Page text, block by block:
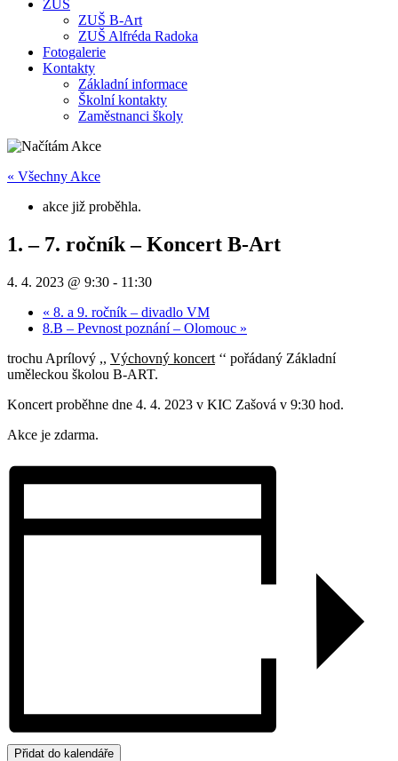
ZUŠ
ZUŠ B-Art
ZUŠ Alfréda Radoka
Fotogalerie
Kontakty
Základní informace
Školní kontakty
Zaměstnanci školy
« Všechny Akce
akce již proběhla.
1. – 7. ročník – Koncert B-Art
4. 4. 2023 @ 9:30 - 11:30
« 8. a 9. ročník – divadlo VM
8.B – Pevnost poznání – Olomouc »
trochu Aprílový ,, Výchovný koncert ‘‘ pořádaný Základní
uměleckou školou B-ART.
Koncert proběhne dne 4. 4. 2023 v KIC Zašová v 9:30 hod.
Akce je zdarma.
Přidat do kalendáře